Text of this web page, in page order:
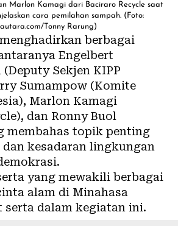
Marlon Kamagi dari Baciraro Recycle saat
cara pemilahan sampah. (Foto:
Tonny Rarung)
berbagai
Engelbert
Sekjen KIPP
Sumampow (Komite
Marlon Kamagi
dan Ronny Buol
membahas topik penting
kesadaran lingkungan
yang mewakili berbagai
alam di Minahasa
serta dalam kegiatan ini.